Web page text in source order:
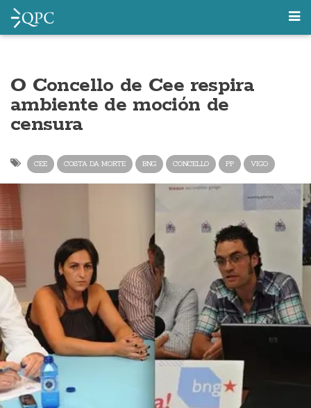
O Concello de Cee respira
ambiente de moción de
censura
CEE COSTA DA MORTE BNG CONCELLO PP VIGO